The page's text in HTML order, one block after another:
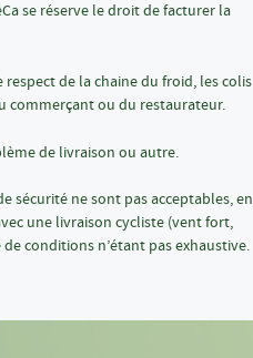
se réserve le droit de facturer la
de la chaine du froid, les colis
commerçant ou du restaurateur.
de livraison ou autre.
sécurité ne sont pas acceptables, en
une livraison cycliste (vent fort,
conditions n’étant pas exhaustive.